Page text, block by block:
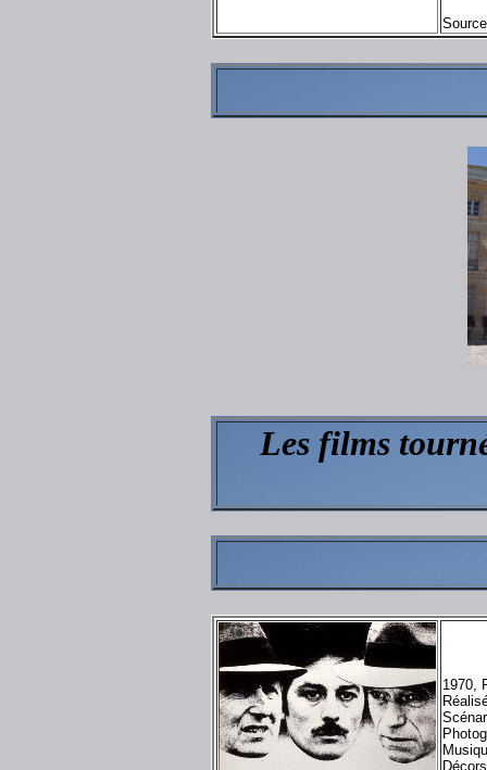
Les films
1970,